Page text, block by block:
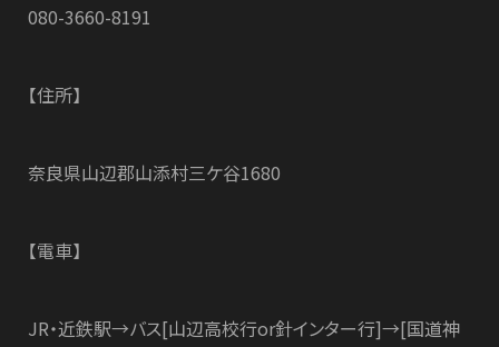
080-3660-8191
【住所】
奈良県山辺郡山添村三ケ谷1680
【電車】
JR・近鉄駅→バス[山辺高校行or針インター行]→[国道神